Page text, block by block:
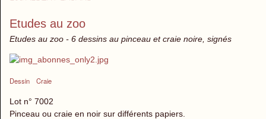
Etudes au zoo
Etudes au zoo - 6 dessins au pinceau et craie noire, signés
Dessin Craie
Lot n° 7002
Pinceau ou craie en noir sur différents papiers.